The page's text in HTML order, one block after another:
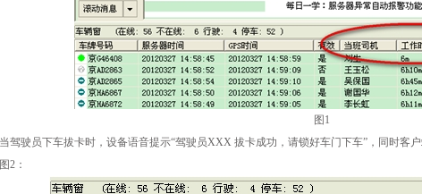
图1
当驾驶员下车拔卡时，设备语音提示“驾驶员XXX 拔卡成功，请锁好车门下车”，同时客
图2：